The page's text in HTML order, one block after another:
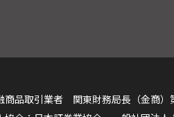
商品取引業者 関東財務局長（金商）